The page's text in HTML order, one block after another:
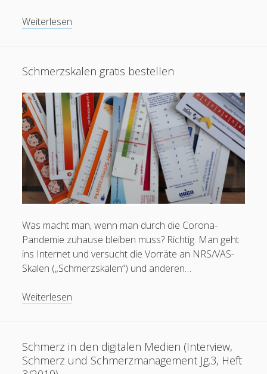
Schreib mir:
Ihr Name
Weiterlesen
des
Lebens:
Das
unbezwingbare
Tor
Schmerzskalen gratis bestellen
Was macht man, wenn man durch die Corona-
Pandemie zuhause bleiben muss? Richtig. Man geht
ins Internet und versucht die Vorräte an NRS/VAS-
Skalen („Schmerzskalen“) und anderen…
Weiterlesen
Schmerz in den digitalen Medien (Interview,
Schmerz und Schmerzmanagement Jg.3, Heft